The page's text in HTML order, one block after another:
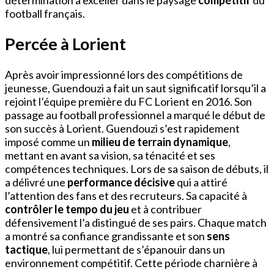
football français.
Percée à Lorient
Après avoir impressionné lors des compétitions de
jeunesse, Guendouzi a fait un saut significatif lorsqu’il a
rejoint l’équipe première du FC Lorient en 2016. Son
passage au football professionnel a marqué le début de
son succès à Lorient. Guendouzi s’est rapidement
imposé comme un milieu de terrain dynamique,
mettant en avant sa vision, sa ténacité et ses
compétences techniques. Lors de sa saison de débuts, il
a délivré une performance décisivequi a attiré
l’attention des fans et des recruteurs. Sa capacité à
contrôler le tempo du jeu et à contribuer
défensivement l’a distingué de ses pairs. Chaque match
a montré sa confiance grandissante et son sens
tactique, lui permettant de s’épanouir dans un
environnement compétitif. Cette période charnière à